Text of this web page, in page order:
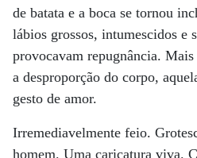
de batata e a boca se tornou
lábios grossos, intumescidos e
provocavam repugnância.
a desproporção do corpo,
gesto de amor.
Irremediavelmente feio.
homem. Uma caricatura viva.